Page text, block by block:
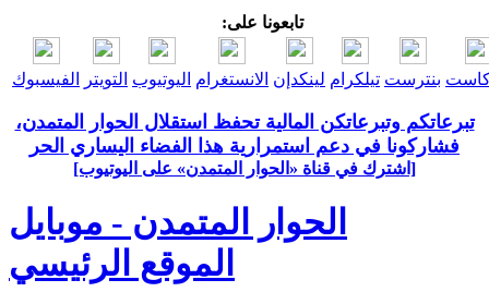
تابعونا على:
الفيسبوك التويتر اليوتيوب الانستغرام لينكدإن تيلكرام بنترست
تبرعاتكم وتبرعاتكن المالية تحفظ استقلال الحوار المتمدن،
فشاركونا في دعم استمرارية هذا الفضاء اليساري الحر
[اشترك في قناة ‫«الحوار المتمدن» على اليوتيوب]
الحوار المتمدن - موبايل
الموقع الرئيسي